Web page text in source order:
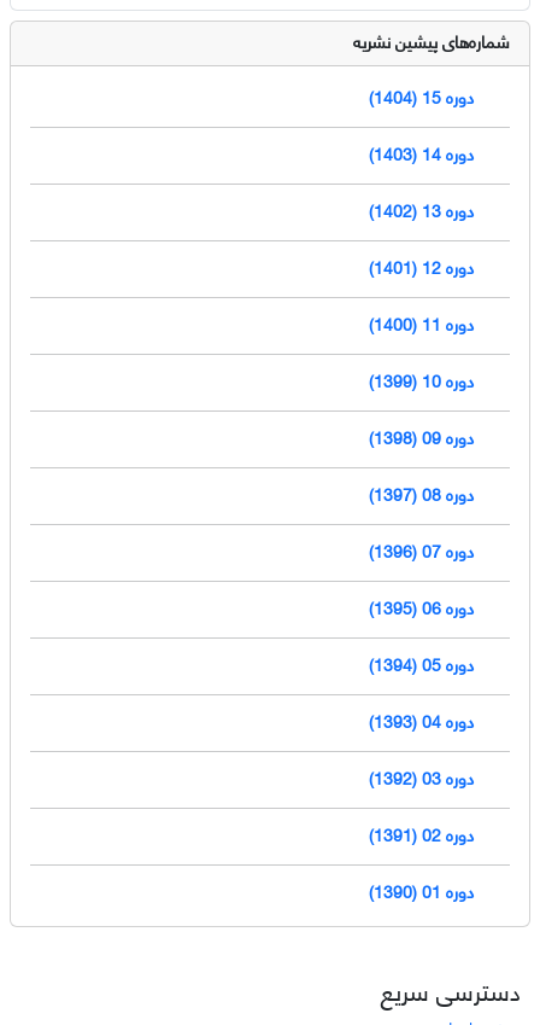
شماره‌های پیشین نشریه
دوره 15 (1404)
دوره 14 (1403)
دوره 13 (1402)
دوره 12 (1401)
دوره 11 (1400)
دوره 10 (1399)
دوره 09 (1398)
دوره 08 (1397)
دوره 07 (1396)
دوره 06 (1395)
دوره 05 (1394)
دوره 04 (1393)
دوره 03 (1392)
دوره 02 (1391)
دوره 01 (1390)
دسترسی سریع